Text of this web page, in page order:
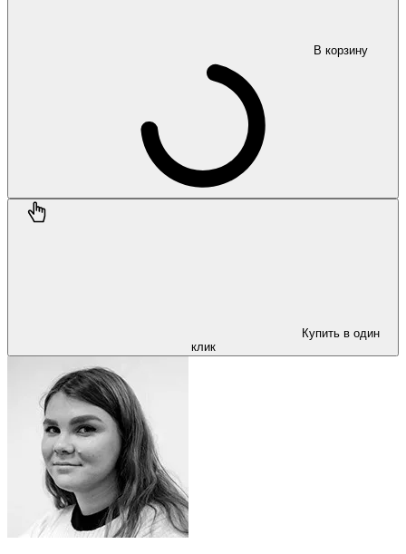
В корзину
Купить в один
клик